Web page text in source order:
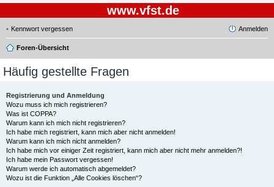
www.vfst.de
Kennwort vergessen Anmelden
Foren-Übersicht
Häufig gestellte Fragen
Registrierung und Anmeldung
Wozu muss ich mich registrieren?
Was ist COPPA?
Warum kann ich mich nicht registrieren?
Ich habe mich registriert, kann mich aber nicht anmelden!
Warum kann ich mich nicht anmelden?
Ich habe mich vor einiger Zeit registriert, kann mich aber nicht mehr anmelden?!
Ich habe mein Passwort vergessen!
Warum werde ich automatisch abgemeldet?
Wozu ist die Funktion „Alle Cookies löschen“?